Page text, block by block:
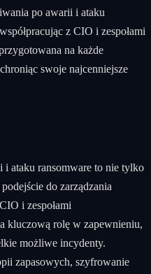
po awarii i ataku
z CIO i zespołami
na każde
swoje najcenniejsze
ataku ransomware to nie tylko
do zarządzania
i zespołami
kluczową rolę w zapewnieniu,
możliwe incydenty.
zapasowych, szyfrowanie